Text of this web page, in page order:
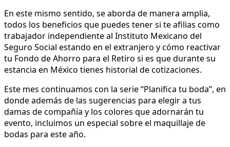
En este mismo sentido, se aborda de manera amplia,
todos los beneficios que puedes tener si te afilias como
trabajador independiente al Instituto Mexicano del
Seguro Social estando en el extranjero y cómo reactivar
tu Fondo de Ahorro para el Retiro si es que durante su
estancia en México tienes historial de cotizaciones.
Este mes continuamos con la serie “Planifica tu boda”, en
donde además de las sugerencias para elegir a tus
damas de compañía y los colores que adornarán tu
evento, incluimos un especial sobre el maquillaje de
bodas para este año.